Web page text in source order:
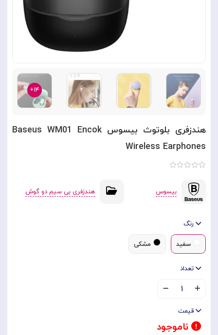
۱۴+
هندزفری بلوتوث بیسوس Baseus WM01 Encok
Wireless Earphones
بیسوس هندزفری بی سیم دو گوش
رنگ
سفید مشکی
تعداد
۱
قیمت
ناموجود